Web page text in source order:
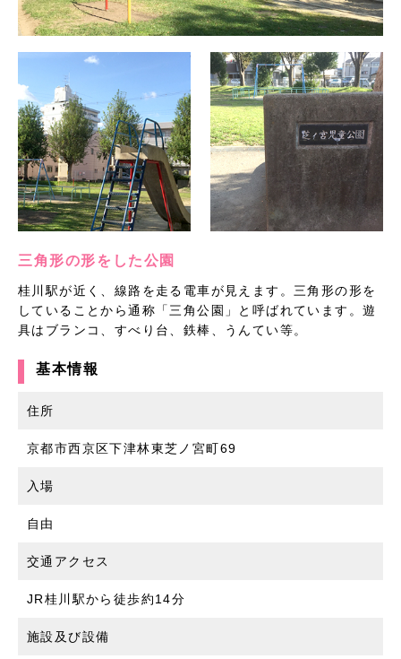
三角形の形をした公園
桂川駅が近く、線路を走る電車が見えます。三角形の形を
していることから通称「三角公園」と呼ばれています。遊
具はブランコ、すべり台、鉄棒、うんてい等。
基本情報
住所
京都市西京区下津林東芝ノ宮町69
入場
自由
交通アクセス
JR桂川駅から徒歩約14分
施設及び設備